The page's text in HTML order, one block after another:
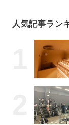
人気記事ラン